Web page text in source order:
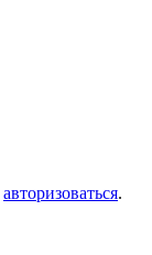
авторизоваться.